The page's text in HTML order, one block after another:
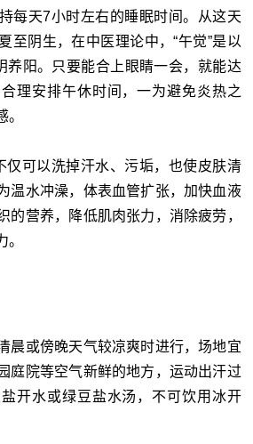
每天7小时左右的睡眠时间。从这天
至阴生，在中医理论中，“午觉”是以
养阳。只要能合上眼睛一会，就能达
理安排午休时间，一为避免炎热之
仅可以洗掉汗水、污垢，也使皮肤清
温水冲澡，体表血管扩张，加快血液
的营养，降低肌肉张力，消除疲劳，
晨或傍晚天气较凉爽时进行，场地宜
庭院等空气新鲜的地方，运动出汗过
开水或绿豆盐水汤，不可饮用冰开